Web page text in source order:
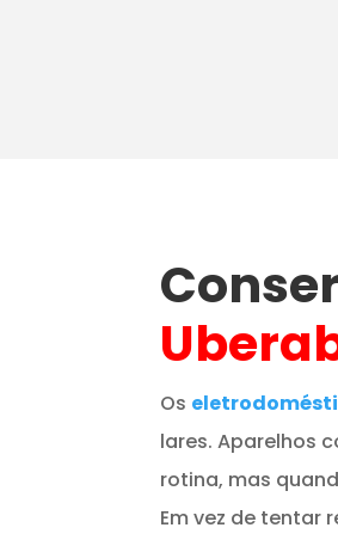
Os
lares. Aparelhos
rotina, mas
Em vez de tentar